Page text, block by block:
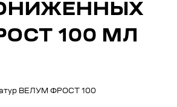
100 МЛ
ВЕЛУМ ФРОСТ 100